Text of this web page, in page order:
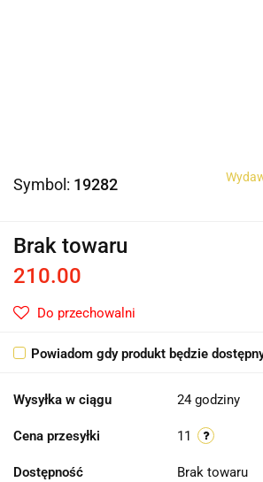
Symbol: 19282
Brak towaru
210.00
Do przechowalni
Powiadom gdy produkt będzie
Wysyłka w ciągu 24 godziny
Cena przesyłki 11
Dostępność Brak towaru